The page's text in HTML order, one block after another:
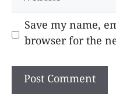
Save my name,
browser for the